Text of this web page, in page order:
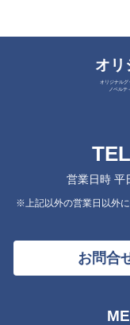
オリ
オリジナルグ
ノベルテ
営業日時 平
※上記以外の営業日以外
お問合